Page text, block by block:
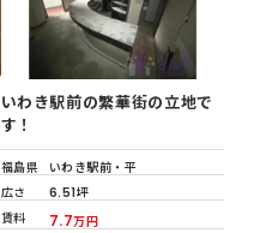
いわき駅前の繁華街の立地で
す！
福島県
いわき駅前・平
広さ
6.51坪
賃料
7.7万円